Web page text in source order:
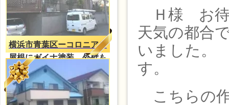
横浜市青葉区ーコロニアル
屋根にガイナ塗装、外壁も
防水塗装
Ｈ様 お待
天気の都合
いました。
す。
こちらの